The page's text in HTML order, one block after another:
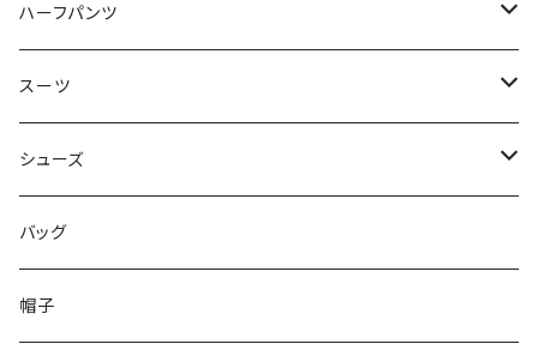
50/XL～
48/L
50/XL～
46/M
48/L
50/XL～
～44/S
46/M
48/L
50/XL～
ハーフパンツ
～44/S
46/M
48/L
50/XL～
スーツ
～44/S
46/M
48/L
シューズ
～25.5cm
26cm～
バッグ
帽子